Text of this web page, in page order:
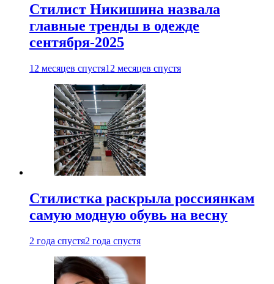
Стилист Никишина назвала
главные тренды в одежде
сентября-2025
12 месяцев спустя12 месяцев спустя
Стилистка раскрыла россиянкам
самую модную обувь на весну
2 года спустя2 года спустя